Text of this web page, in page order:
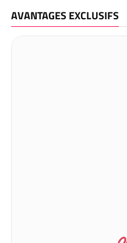
AVANTAGES EXCLUSIFS